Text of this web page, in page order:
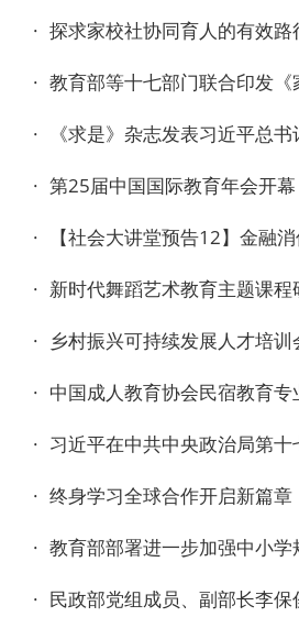
· 探求家校社协同育人的有效
· 教育部等十七部门联合印发《
· 《求是》杂志发表习近平总
· 第25届中国国际教育年会开幕
· 【社会大讲堂预告12】金融
· 新时代舞蹈艺术教育主题课
· 乡村振兴可持续发展人才培训
· 中国成人教育协会民宿教育
· 习近平在中共中央政治局第
· 终身学习全球合作开启新篇
· 教育部部署进一步加强中小
· 民政部党组成员、副部长李